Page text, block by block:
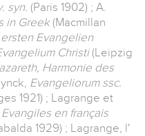
syn. (Paris 1902) ; A.
in Greek (Macmillan
Evangelien
Christi(Leipzig
Harmonie des
Evangeliorum ssc.
1921) ; Lagrange et
en français
1929) ; Lagrange, l'